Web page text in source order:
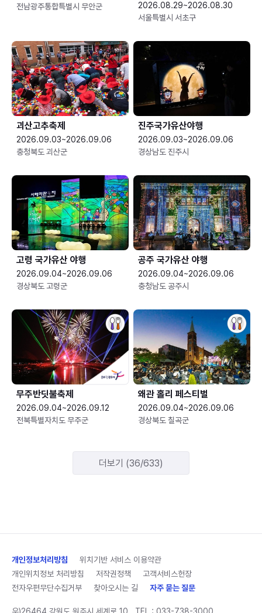
전남광주통합특별시 무안군
2026.08.29~2026.08.30
서울특별시 서초구
괴산고추축제
2026.09.03~2026.09.06
충청북도 괴산군
진주국가유산야행
2026.09.03~2026.09.06
경상남도 진주시
고령 국가유산 야행
2026.09.04~2026.09.06
경상북도 고령군
공주 국가유산 야행
2026.09.04~2026.09.06
충청남도 공주시
무주반딧불축제
2026.09.04~2026.09.12
전북특별자치도 무주군
왜관 홀리 페스티벌
2026.09.04~2026.09.06
경상북도 칠곡군
더보기 (36/633)
개인정보처리방침
위치기반 서비스 이용약관
개인위치정보 처리방침
저작권정책
고객서비스헌장
전자우편무단수집거부
찾아오시는 길 자주 묻는 질문